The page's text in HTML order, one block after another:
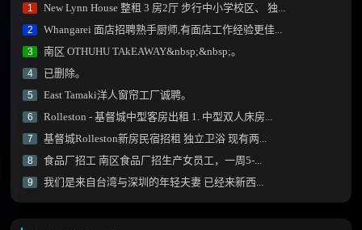
1 New Lynn House 整租 3 房2厅 步行中小学校区、 独...
2 Whangarei 面店招聘熟手厨师,有面店工作经验更佳...
3 南区 OTHUHU TAkEAWAY&nbsp;&nbsp;。
4 已删除。
5 East Tamaki洋人窗帘工厂诚聘。
6 Rolleston - 基督城中型客房出租 1. 中型双人床房...
7 基督城Rolleston新房民宿招租 独立卫浴 现有两...
8 食品厂招工 南区食品厂招生产女员工，一周5-...
9 我们是来自台湾与深圳的年轻夫妻 已经来新西...